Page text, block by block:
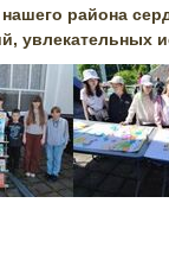
района
увлекательных